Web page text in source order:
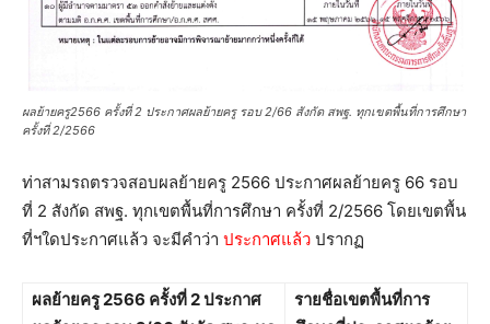
ผลย้ายครู2566 ครั้งที่ 2 ประกาศผลย้ายครู รอบ 2/66 สังกัด สพฐ. ทุกเขตพื้นที่การศึกษา
ครั้งที่ 2/2566
ท่าสามรถตรวจสอบผลย้ายครู 2566 ประกาศผลย้ายครู 66 รอบ
ที่ 2 สังกัด สพฐ. ทุกเขตพื้นที่การศึกษา ครั้งที่ 2/2566 โดยเขตพื้น
ที่ฯใดประกาศแล้ว จะมีคำว่า ประกาศแล้ว ปรากฏ
ผลย้ายครู 2566 ครั้งที่ 2 ประกาศ
รายชื่อเขตพื้นที่การ